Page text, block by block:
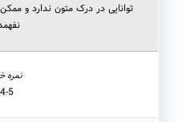
توانایی در درک متون ندارد و
4-5